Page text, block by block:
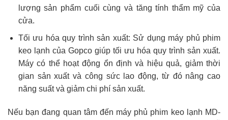
lượng sản phẩm cuối cùng và tăng tính thẩm mỹ của
cửa.
Tối ưu hóa quy trình sản xuất: Sử dụng máy phủ phim
keo lạnh của Gopco giúp tối ưu hóa quy trình sản xuất.
Máy có thể hoạt động ổn định và hiệu quả, giảm thời
gian sản xuất và công sức lao động, từ đó nâng cao
năng suất và giảm chi phí sản xuất.
Nếu bạn đang quan tâm đến máy phủ phim keo lạnh MD-